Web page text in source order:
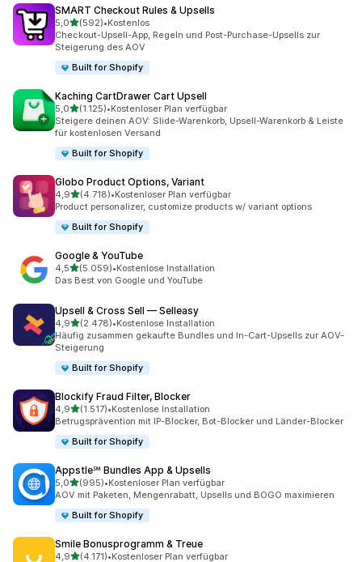
SMART Checkout Rules & Upsells
5,0von 5 Sternen
(592)
592 Rezensionen insgesamt
•Kostenlos
Checkout-Upsell-App, Regeln und Post-Purchase-Upsells zur
Steigerung des AOV
Built for Shopify
Kaching CartDrawer Cart Upsell
5,0von 5 Sternen
(1.125)
1125 Rezensionen insgesamt
•Kostenloser Plan verfügbar
Steigere deinen AOV: Slide-Warenkorb, Upsell-Warenkorb & Leiste
für kostenlosen Versand
Built for Shopify
Globo Product Options, Variant
4,9von 5 Sternen
(4.718)
4718 Rezensionen insgesamt
•Kostenloser Plan verfügbar
Product personalizer, customize products w/ variant options
Built for Shopify
Google & YouTube
4,5von 5 Sternen
(5.059)
5059 Rezensionen insgesamt
•Kostenlose Installation
Das Best von Google und YouTube
Upsell & Cross Sell — Selleasy
4,9von 5 Sternen
(2.478)
2478 Rezensionen insgesamt
•Kostenlose Installation
Häufig zusammen gekaufte Bundles und In-Cart-Upsells zur AOV-
Steigerung
Built for Shopify
Blockify Fraud Filter, Blocker
4,9von 5 Sternen
(1.517)
1517 Rezensionen insgesamt
•Kostenlose Installation
Betrugsprävention mit IP-Blocker, Bot-Blocker und Länder-Blocker
Built for Shopify
Appstle℠ Bundles App & Upsells
5,0von 5 Sternen
(995)
995 Rezensionen insgesamt
•Kostenloser Plan verfügbar
AOV mit Paketen, Mengenrabatt, Upsells und BOGO maximieren
Built for Shopify
Smile Bonusprogramm & Treue
4,9von 5 Sternen
(4.171)•Kostenloser Plan verfügbar